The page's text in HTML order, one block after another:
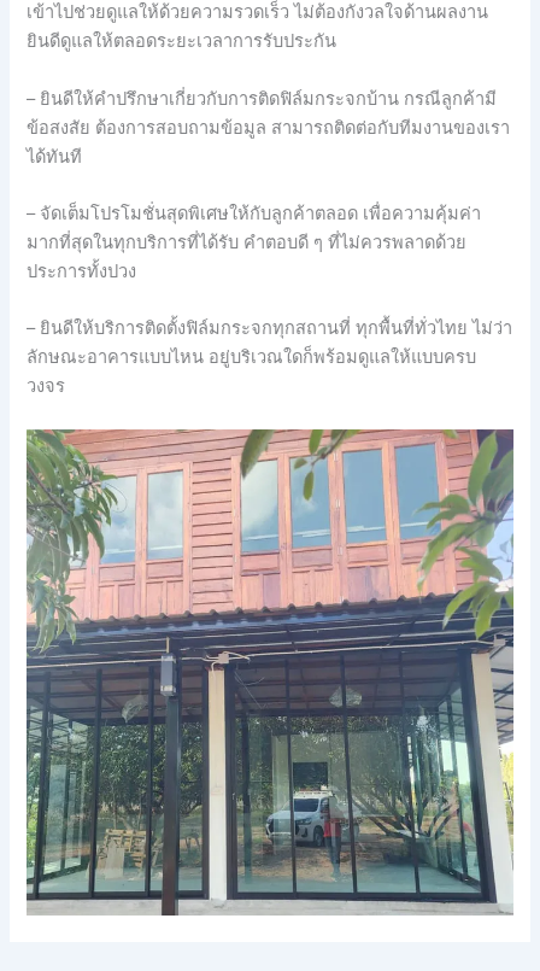
เข้าไปช่วยดูแลให้ด้วยความรวดเร็ว ไม่ต้องกังวลใจด้านผลงาน
ยินดีดูแลให้ตลอดระยะเวลาการรับประกัน
– ยินดีให้คำปรึกษาเกี่ยวกับการติดฟิล์มกระจกบ้าน กรณีลูกค้ามี
ข้อสงสัย ต้องการสอบถามข้อมูล สามารถติดต่อกับทีมงานของเรา
ได้ทันที
– จัดเต็มโปรโมชั่นสุดพิเศษให้กับลูกค้าตลอด เพื่อความคุ้มค่า
มากที่สุดในทุกบริการที่ได้รับ คำตอบดี ๆ ที่ไม่ควรพลาดด้วย
ประการทั้งปวง
– ยินดีให้บริการติดตั้งฟิล์มกระจกทุกสถานที่ ทุกพื้นที่ทั่วไทย ไม่ว่า
ลักษณะอาคารแบบไหน อยู่บริเวณใดก็พร้อมดูแลให้แบบครบ
วงจร